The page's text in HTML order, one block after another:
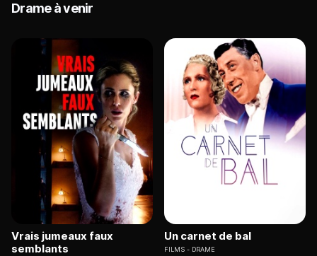
Drame à venir
Vrais jumeaux faux
semblants
Un carnet de bal
FILMS DRAME